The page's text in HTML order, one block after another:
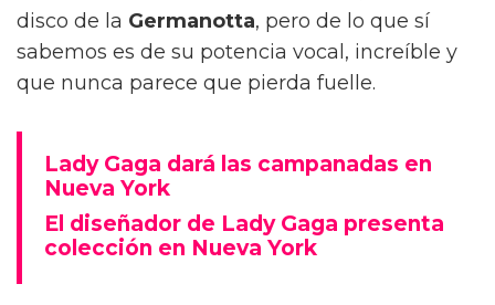
disco de la Germanotta, pero de lo que sí
sabemos es de su potencia vocal, increíble y
que nunca parece que pierda fuelle.
Lady Gaga dará las campanadas en
Nueva York
El diseñador de Lady Gaga presenta
colección en Nueva York